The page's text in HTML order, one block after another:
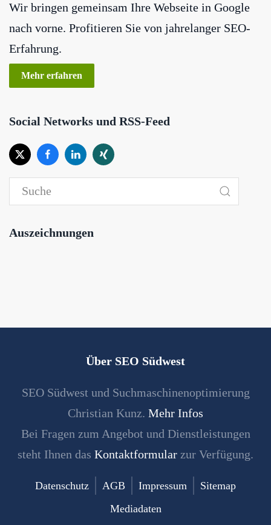
Wir bringen gemeinsam Ihre Webseite in Google
nach vorne. Profitieren Sie von jahrelanger SEO-
Erfahrung.
Mehr erfahren
Social Networks und RSS-Feed
Auszeichnungen
Über SEO Südwest
SEO Südwest und Suchmaschinenoptimierung
Christian Kunz. Mehr Infos
Bei Fragen zum Angebot und Dienstleistungen
steht Ihnen das Kontaktformular zur Verfügung.
Datenschutz AGB Impressum
Sitemap
Mediadaten